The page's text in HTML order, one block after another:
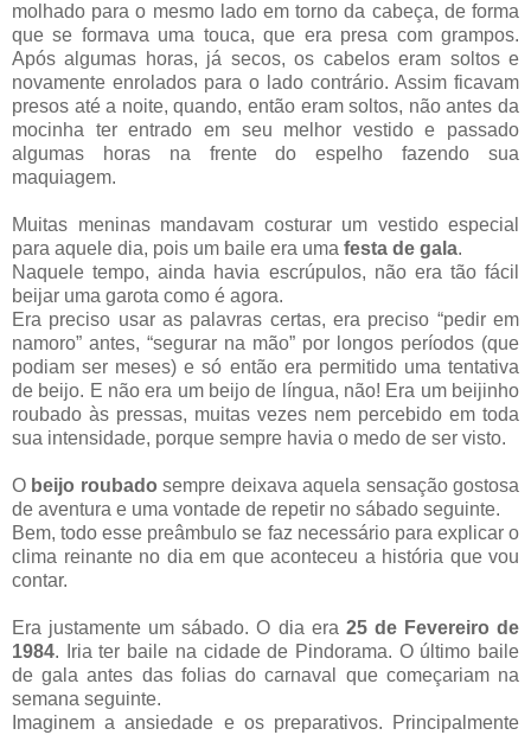
molhado para o mesmo lado em torno da cabeça, de forma
que se formava uma touca, que era presa com grampos.
Após algumas horas, já secos, os cabelos eram soltos e
novamente enrolados para o lado contrário. Assim ficavam
presos até a noite, quando, então eram soltos, não antes da
mocinha ter entrado em seu melhor vestido e passado
algumas horas na frente do espelho fazendo sua
maquiagem.
Muitas meninas mandavam costurar um vestido especial
para aquele dia, pois um baile era uma festa de gala.
Naquele tempo, ainda havia escrúpulos, não era tão fácil
beijar uma garota como é agora.
Era preciso usar as palavras certas, era preciso “pedir em
namoro” antes, “segurar na mão” por longos períodos (que
podiam ser meses) e só então era permitido uma tentativa
de beijo. E não era um beijo de língua, não! Era um beijinho
roubado às pressas, muitas vezes nem percebido em toda
sua intensidade, porque sempre havia o medo de ser visto.
O beijo roubado sempre deixava aquela sensação gostosa
de aventura e uma vontade de repetir no sábado seguinte.
Bem, todo esse preâmbulo se faz necessário para explicar o
clima reinante no dia em que aconteceu a história que vou
contar.
Era justamente um sábado. O dia era 25 de Fevereiro de
1984. Iria ter baile na cidade de Pindorama. O último baile
de gala antes das folias do carnaval que começariam na
semana seguinte.
Imaginem a ansiedade e os preparativos. Principalmente